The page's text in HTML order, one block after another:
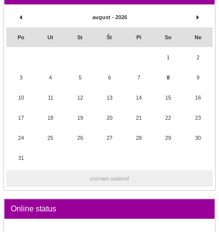
august - 2026
Po Ut St Št Pi So Ne
1 2
3 4 5 6 7 8 9
10 11 12 13 14 15 16
17 18 19 20 21 22 23
24 25 26 27 28 29 30
31
zoznam udalostí
Online status